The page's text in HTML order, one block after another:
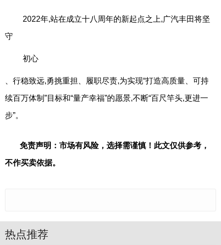
2022年,站在成立十八周年的新起点之上,广汽丰田将坚
守
初心
、行稳致远,勇挑重担、履职尽责,为实现“打造高质量、可持
续百万体制”目标和“量产幸福”的愿景,不断“百尺竿头,更进一
步”。
免责声明：市场有风险，选择需谨慎！此文仅供参考，
不作买卖依据。
热点推荐